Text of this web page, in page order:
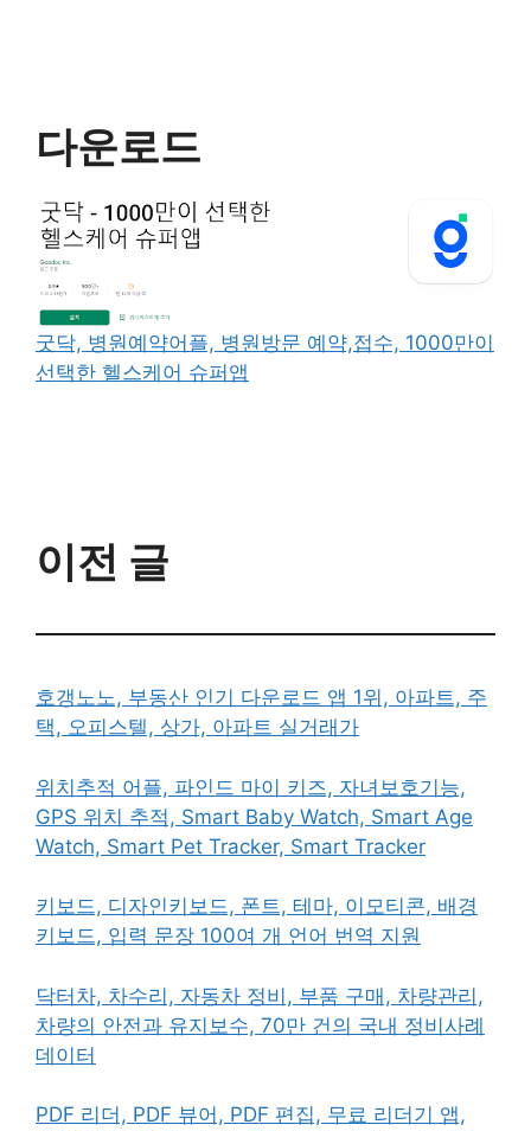
다운로드
굿닥, 병원예약어플, 병원방문 예약,접수, 1000만이
선택한 헬스케어 슈퍼앱
이전 글
호갱노노, 부동산 인기 다운로드 앱 1위, 아파트, 주
택, 오피스텔, 상가, 아파트 실거래가
위치추적 어플, 파인드 마이 키즈, 자녀보호기능,
GPS 위치 추적, Smart Baby Watch, Smart Age
Watch, Smart Pet Tracker, Smart Tracker
키보드, 디자인키보드, 폰트, 테마, 이모티콘, 배경
키보드, 입력 문장 100여 개 언어 번역 지원
닥터차, 차수리, 자동차 정비, 부품 구매, 차량관리,
차량의 안전과 유지보수, 70만 건의 국내 정비사례
데이터
PDF 리더, PDF 뷰어, PDF 편집, 무료 리더기 앱,